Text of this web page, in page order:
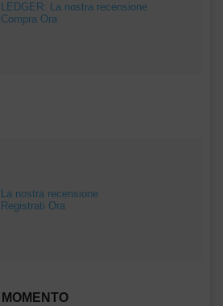
LEDGER: La nostra recensione
Compra Ora
La nostra recensione
Registrati Ora